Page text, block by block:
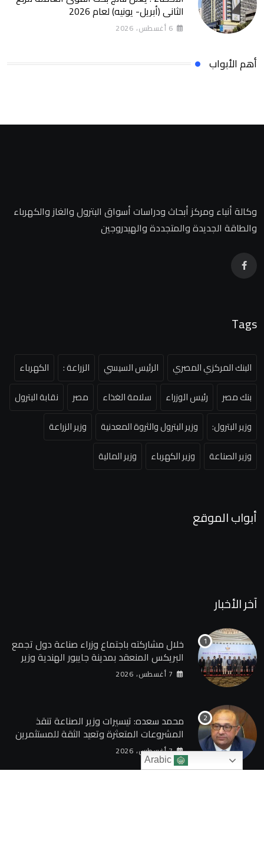
الثانى (أبريل- يونيه) لعام 2026
6 أغسطس، 2026
أهم الأبواب
وكالة أنباء ومركز أبحاث ودراسات أسواق البترول والغاز والكهرباء
والطاقة الجديدة والمتجددة والهيدروجين
Tags
البنك المركزي المصري الرئيس السيسي الزراعة :
الكهرباء
بنك مصر
رئيس الوزراء سلامة الغذاء مصر
نقابة البترول
وزير البترول:
وزير البترول والثروة المعدنية
وزير الزراعة
وزير الصناعة
وزير الكهرباء وزير المالية
أبواب الموقع
آخر الأخبار
خلال مشاركته باجتماع وزراء صناعة دول تجمع
البريكس المنعقد بمدينة جايبور الهندية وزير
الصناعة يبحث مع نظيره الهندي إطلاق منصة
للتكامل الصناعي وزيادة الاستثمارات الهندية
7 أغسطس، 2026
محمد سعده: تيسيرات وزير الصناعة تنقذ
المشروعات المتعثرة وتعيد الثقة للمستثمرين
7 أغسطس، 2026